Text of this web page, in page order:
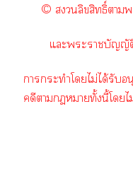
© ลิขสิทธิ์า
แะะาบัญ
าะทำโไม่ได้รับ
คดีาาทั้งนี้โ